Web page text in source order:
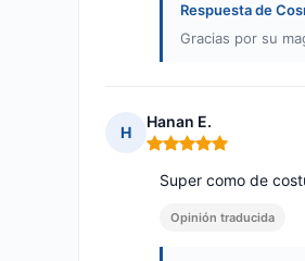
Respuesta de
Gracias por su
H
Hanan E.
Nota: 5 de 5
Super como de
Opinión traducida